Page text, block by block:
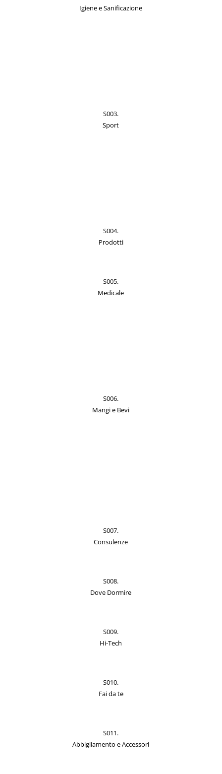
Igiene e Sanificazione
S003.
Sport
S004.
Prodotti
S005.
Medicale
S006.
Mangi e Bevi
S007.
Consulenze
S008.
Dove Dormire
S009.
Hi-Tech
S010.
Fai da te
S011.
Abbigliamento e Accessori